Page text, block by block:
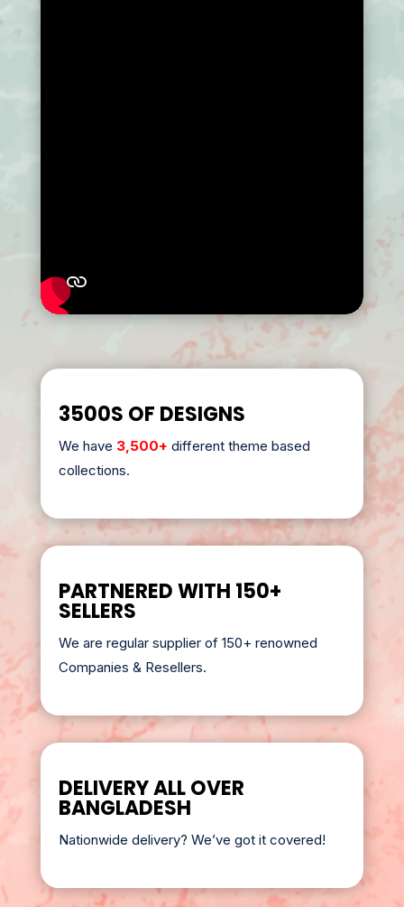
3500S OF DESIGNS
We have 3,500+ different theme based
collections.
PARTNERED WITH 150+
SELLERS
We are regular supplier of 150+ renowned
Companies & Resellers.
DELIVERY ALL OVER
BANGLADESH
Nationwide delivery? We’ve got it covered!